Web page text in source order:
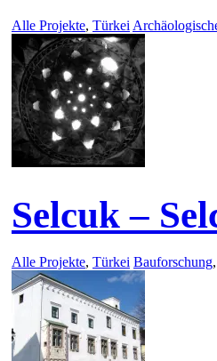
Alle Projekte, Türkei
Selcuk –
Alle Projekte, Türkei Bauforschung,